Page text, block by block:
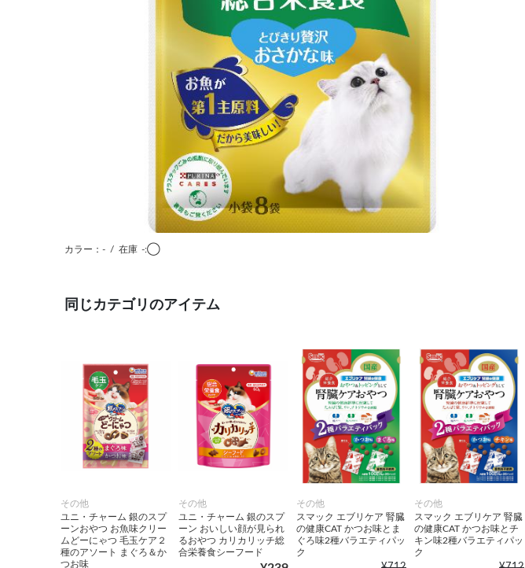
カラー：- / 在庫 -:◯
同じカテゴリのアイテム
その他
ユニ・チャーム 銀のスプ
ーンおやつ お魚味クリー
ムどーにゃつ 毛玉ケア２
種のアソート まぐろ＆か
つお味
その他
ユニ・チャーム 銀のスプ
ーン おいしい顔が見られ
るおやつ カリカリッチ総
合栄養食シーフード
その他
スマック エブリケア 腎臓
の健康CAT かつお味とま
ぐろ味2種バラエティパッ
ク
その他
スマック エブリケア 腎臓
の健康CAT かつお味とチ
キン味2種バラエティパッ
ク